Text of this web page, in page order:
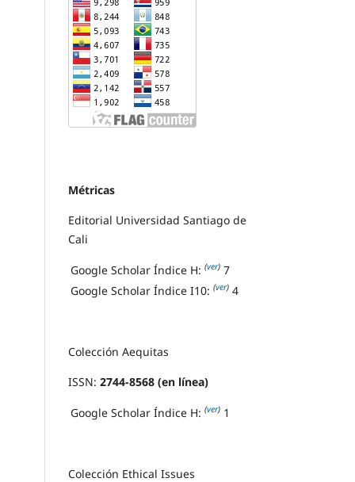
Métricas
Editorial Universidad Santiago de
Cali
Google Scholar Índice H: (ver) 7
Google Scholar Índice I10: (ver) 4
Colección Aequitas
ISSN: 2744-8568 (en línea)
Google Scholar Índice H: (ver) 1
Colección Ethical Issues